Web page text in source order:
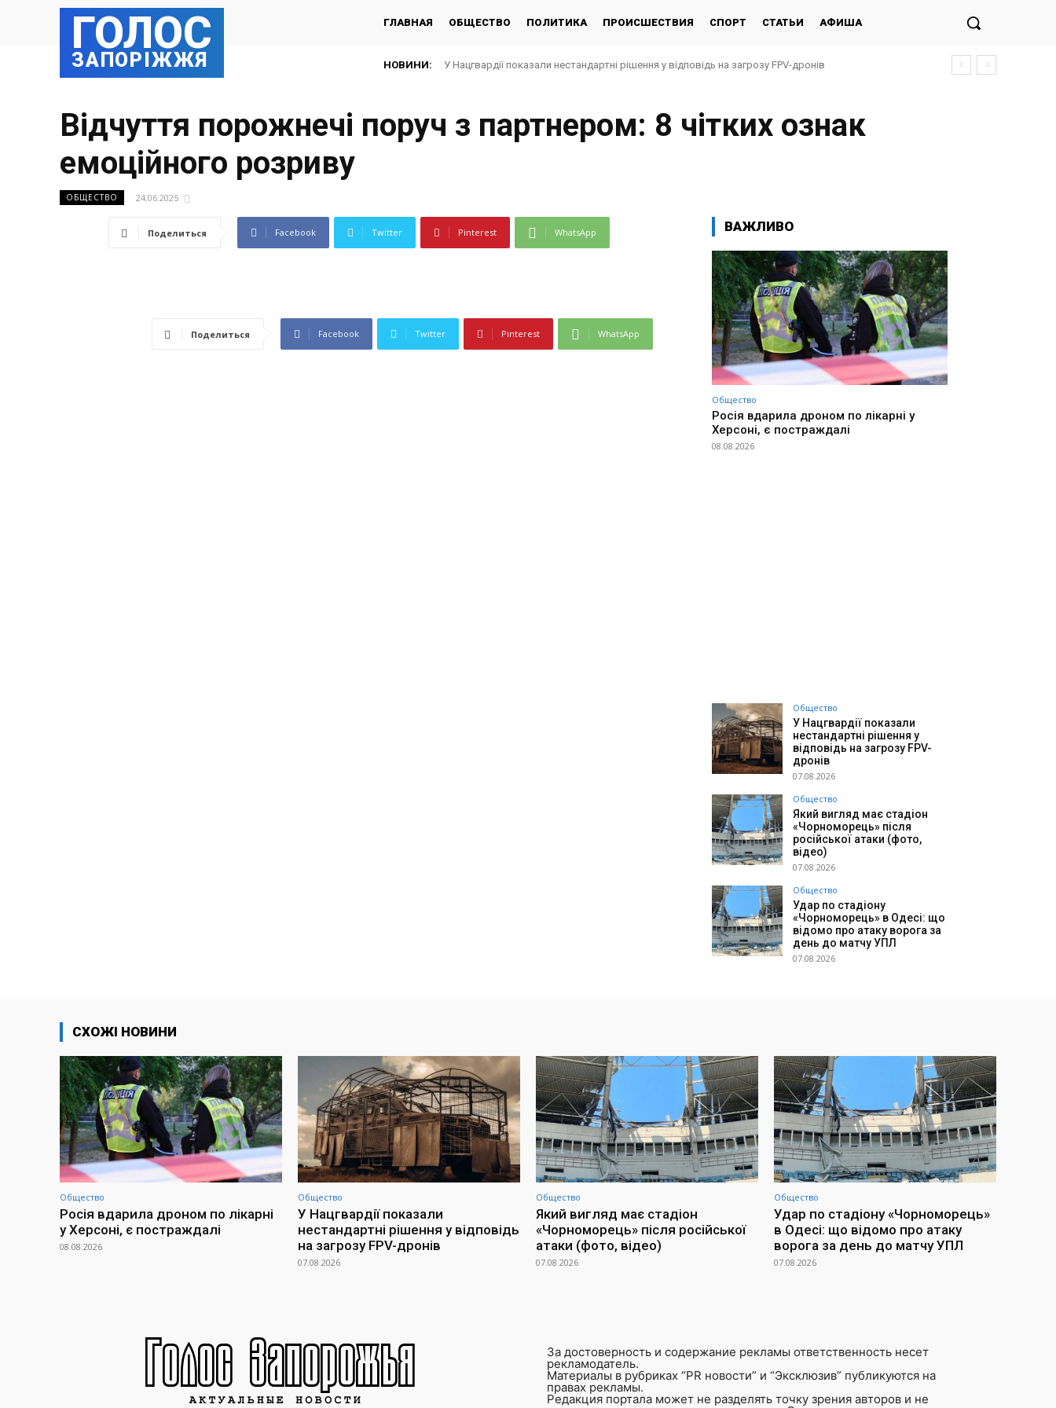
ГОЛОС
ЗАПОРІЖЖЯ
ГЛАВНАЯ ОБЩЕСТВО ПОЛИТИКА ПРОИСШЕСТВИЯ СПОРТ СТАТЬИ АФИША
НОВИНИ: У Нацгвардії показали нестандартні рішення у відповідь на загрозу FPV-дронів
Відчуття порожнечі поруч з партнером: 8 чітких ознак
емоційного розриву
ОБЩЕСТВО 24.06.2025
Поделиться Facebook Twitter Pinterest WhatsApp
Поделиться Facebook Twitter Pinterest WhatsApp
ВАЖЛИВО
Общество
Росія вдарила дроном по лікарні у
Херсоні, є постраждалі
08.08.2026
Общество
У Нацгвардії показали
нестандартні рішення у
відповідь на загрозу FPV-
дронів
07.08.2026
Общество
Який вигляд має стадіон
«Чорноморець» після
російської атаки (фото,
відео)
07.08.2026
Общество
Удар по стадіону
«Чорноморець» в Одесі: що
відомо про атаку ворога за
день до матчу УПЛ
07.08.2026
СХОЖІ НОВИНИ
Общество
Росія вдарила дроном по лікарні
у Херсоні, є постраждалі
08.08.2026
Общество
У Нацгвардії показали
нестандартні рішення у відповідь
на загрозу FPV-дронів
07.08.2026
Общество
Який вигляд має стадіон
«Чорноморець» після російської
атаки (фото, відео)
07.08.2026
Общество
Удар по стадіону «Чорноморець»
в Одесі: що відомо про атаку
ворога за день до матчу УПЛ
07.08.2026
За достоверность и содержание рекламы ответственность несет
рекламодатель.
Материалы в рубриках “PR новости” и “Эксклюзив” публикуются на
правах рекламы.
Редакция портала может не разделять точку зрения авторов и не